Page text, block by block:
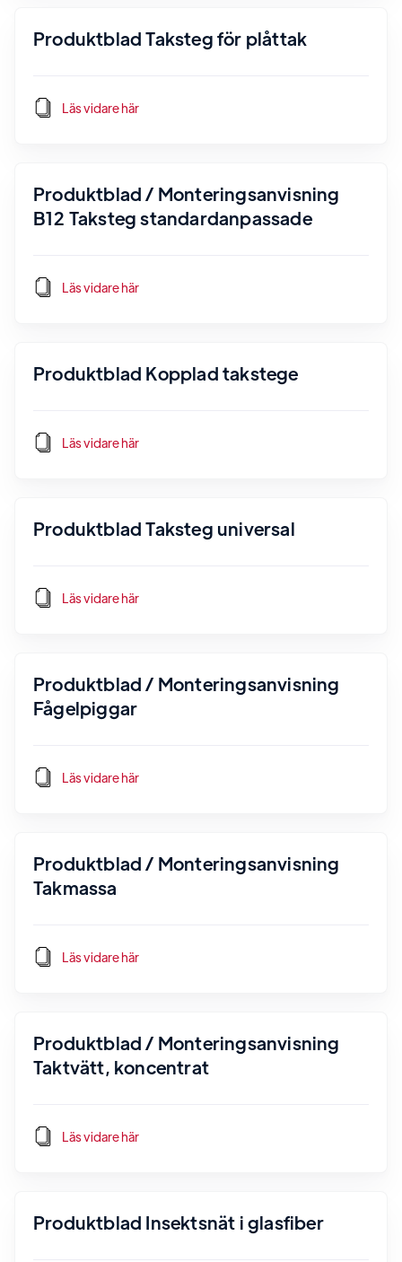
Produktblad Taksteg för plåttak
Läs vidare här
Produktblad / Monteringsanvisning
B12 Taksteg standardanpassade
Läs vidare här
Produktblad Kopplad takstege
Läs vidare här
Produktblad Taksteg universal
Läs vidare här
Produktblad / Monteringsanvisning
Fågelpiggar
Läs vidare här
Produktblad / Monteringsanvisning
Takmassa
Läs vidare här
Produktblad / Monteringsanvisning
Taktvätt, koncentrat
Läs vidare här
Produktblad Insektsnät i glasfiber